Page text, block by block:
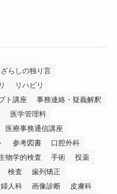
ざらしの独り言
リハビリ
ト講座
事務連絡・疑義解釈
医学管理料
医療事務通信講座
参考図書
口腔外科
物学的検査 手術
投薬
検査
歯列矯正
人科 画像診断
皮膚科